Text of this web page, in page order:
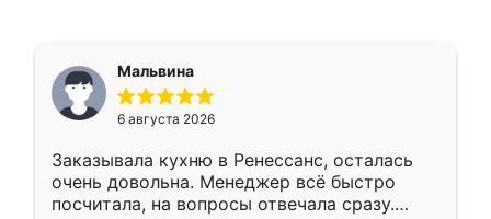
Мальвина
6 августа 2026
Заказывала кухню в Ренессанс, осталась
очень довольна. Менеджер всё быстро
посчитала, на вопросы отвечала сразу.